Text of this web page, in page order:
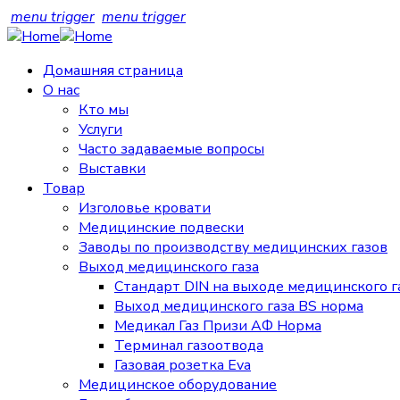
menu trigger menu trigger
Домашняя страница
О нас
Кто мы
Услуги
Часто задаваемые вопросы
Выставки
Товар
Изголовье кровати
Медицинские подвески
Заводы по производству медицинских газов
Выход медицинского газа
Стандарт DIN на выходе медицинского
Выход медицинского газа BS норма
Медикал Газ Призи АФ Норма
Терминал газоотвода
Газовая розетка Eva
Медицинское оборудование